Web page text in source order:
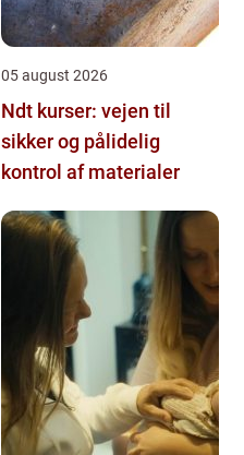
05 august 2026
Ndt kurser: vejen til
sikker og pålidelig
kontrol af materialer